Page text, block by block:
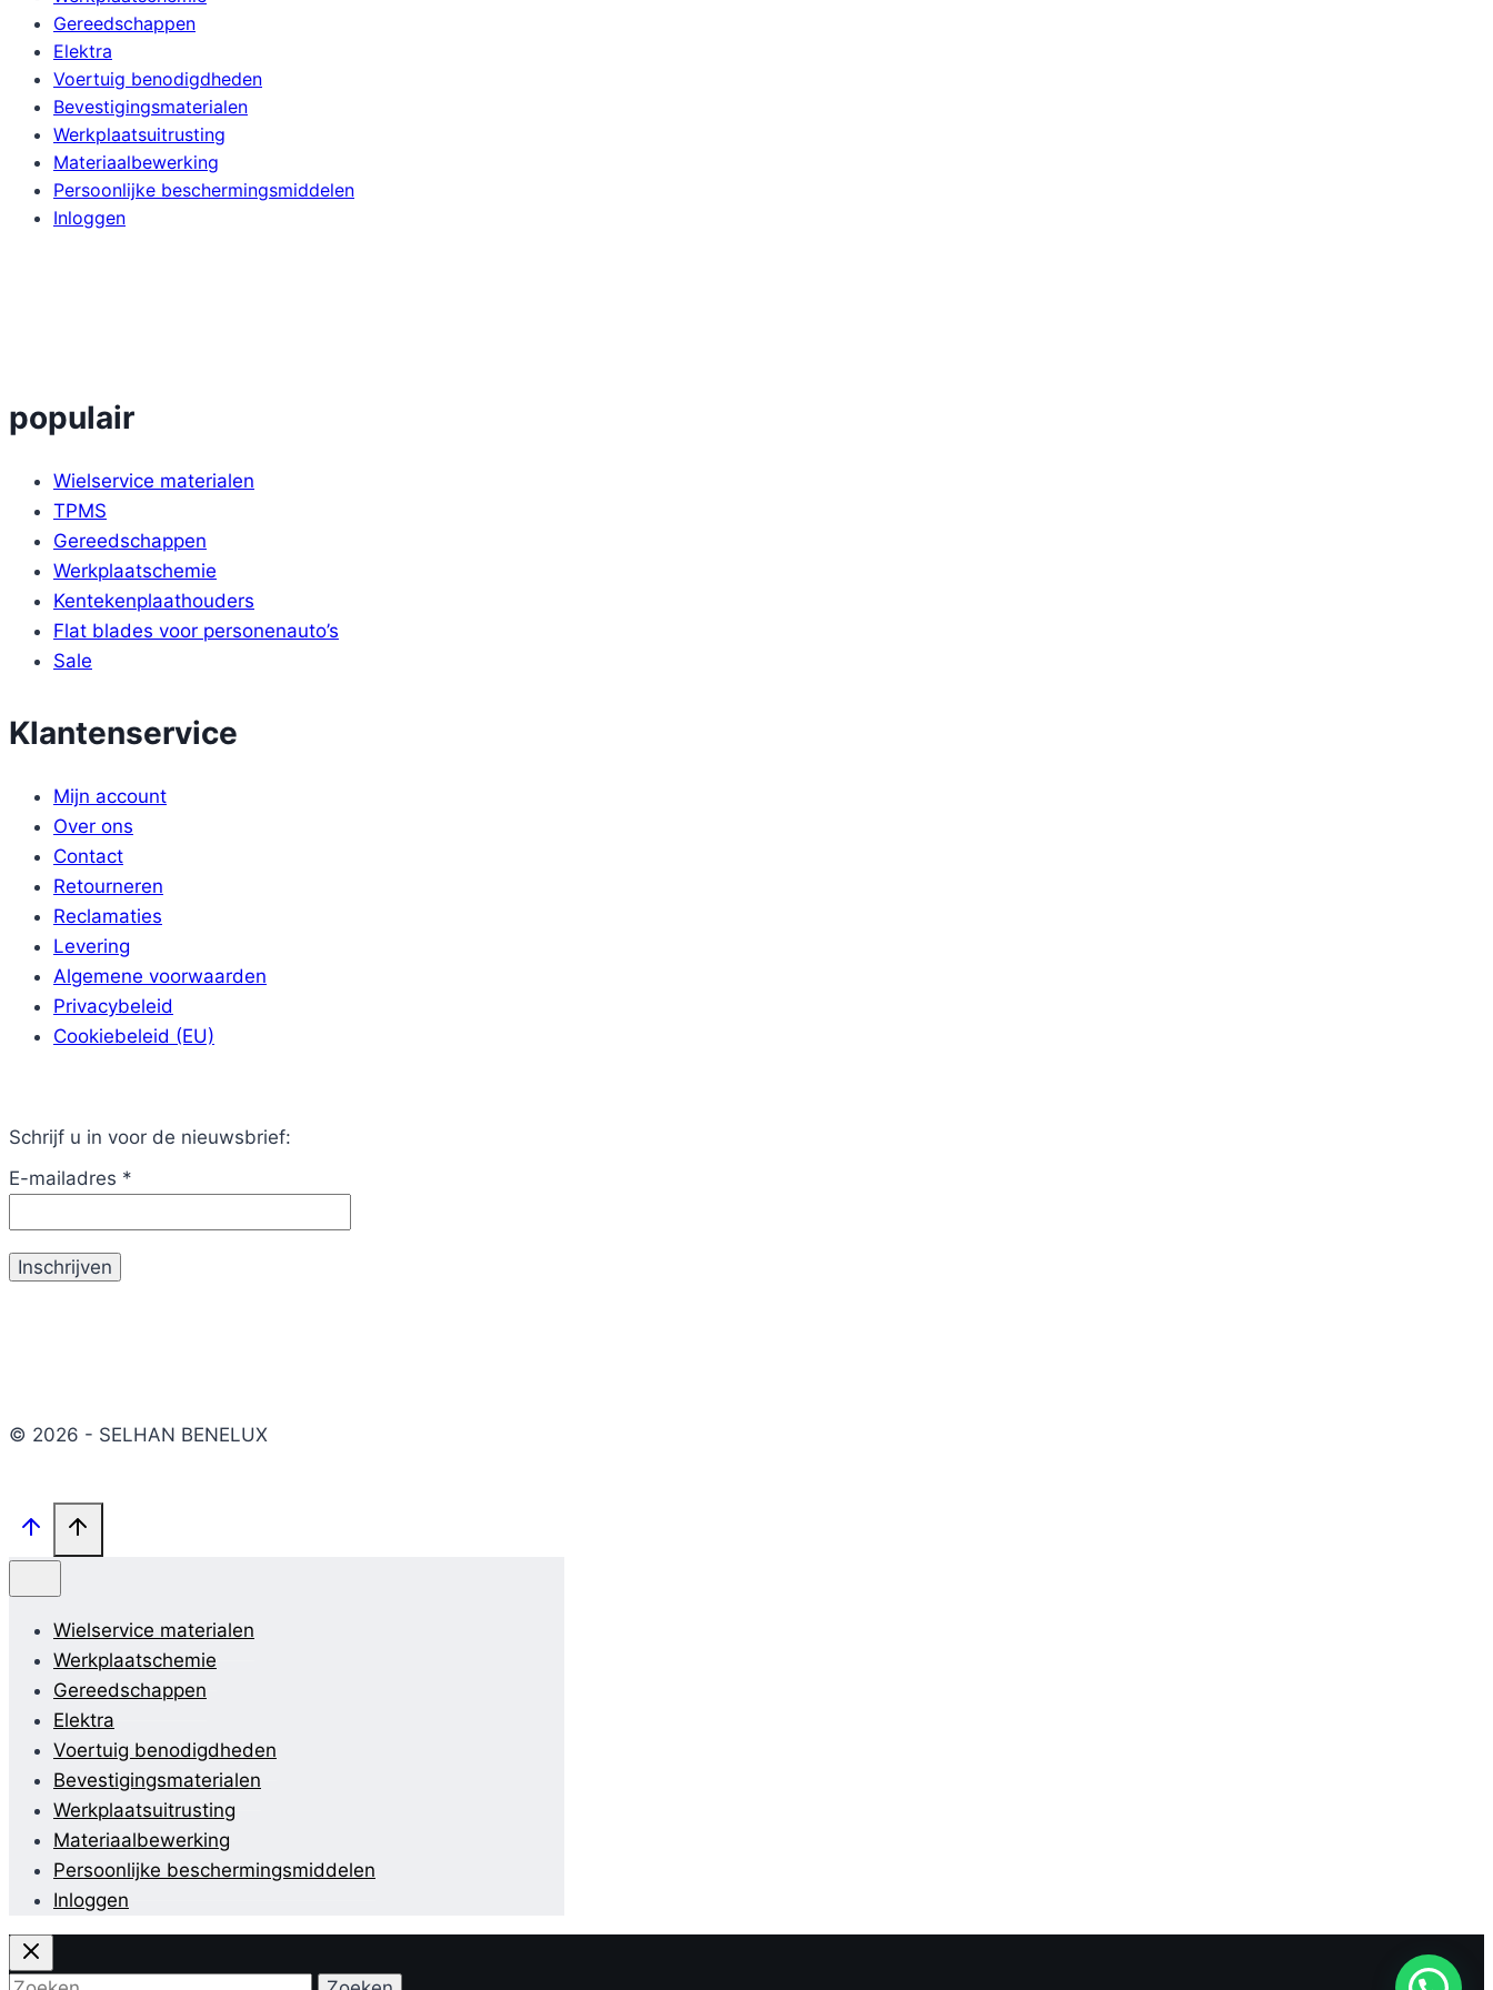
Gereedschappen
Elektra
Voertuig benodigdheden
Bevestigingsmaterialen
Werkplaatsuitrusting
Materiaalbewerking
Persoonlijke beschermingsmiddelen
Inloggen
populair
Wielservice materialen
TPMS
Gereedschappen
Werkplaatschemie
Kentekenplaathouders
Flat blades voor personenauto’s
Sale
Klantenservice
Mijn account
Over ons
Contact
Retourneren
Reclamaties
Levering
Algemene voorwaarden
Privacybeleid
Cookiebeleid (EU)
Schrijf u in voor de nieuwsbrief:
E-mailadres *
© 2026 - SELHAN BENELUX
Wielservice materialen
Werkplaatschemie
Gereedschappen
Elektra
Voertuig benodigdheden
Bevestigingsmaterialen
Werkplaatsuitrusting
Materiaalbewerking
Persoonlijke beschermingsmiddelen
Inloggen